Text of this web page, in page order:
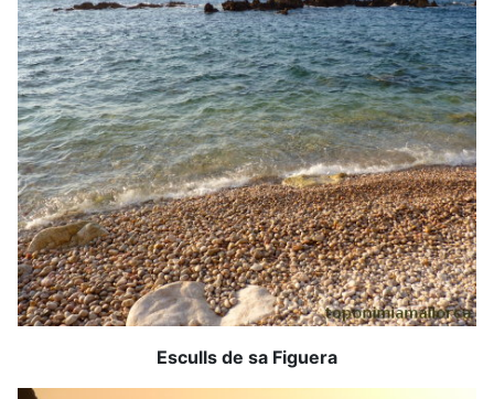
Esculls de sa Figuera